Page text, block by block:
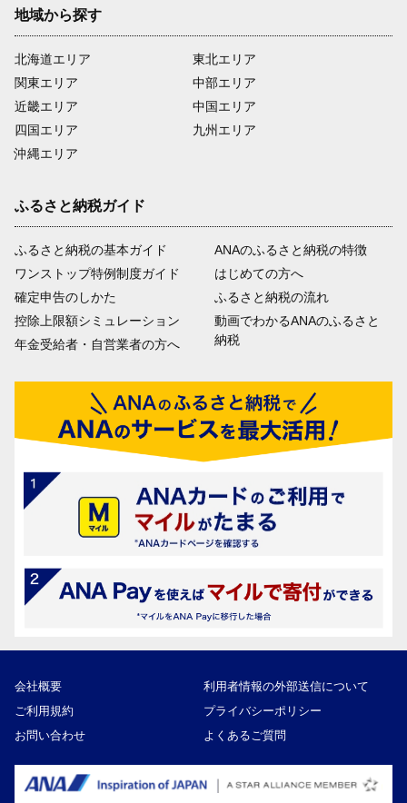
地域から探す
北海道エリア
関東エリア
近畿エリア
四国エリア
沖縄エリア
東北エリア
中部エリア
中国エリア
九州エリア
ふるさと納税ガイド
ふるさと納税の基本ガイド
ワンストップ特例制度ガイド
確定申告のしかた
控除上限額シミュレーション
年金受給者・自営業者の方へ
ANAのふるさと納税の特徴
はじめての方へ
ふるさと納税の流れ
動画でわかるANAのふるさと
納税
会社概要
利用者情報の外部送信について
ご利用規約
プライバシーポリシー
お問い合わせ
よくあるご質問